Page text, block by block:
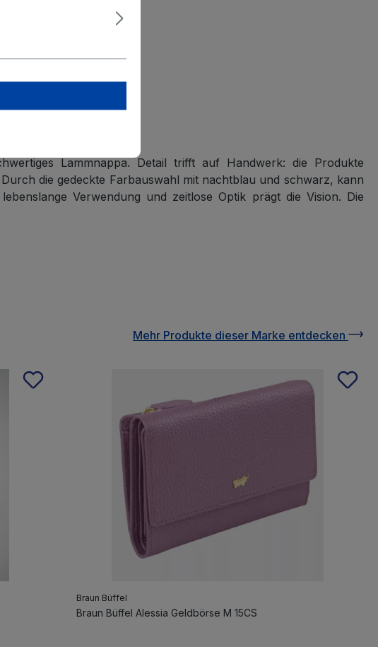
Lammnappa. Detail trifft auf Handwerk: die Produkte
die gedeckte Farbauswahl mit nachtblau und schwarz, kann
Verwendung und zeitlose Optik prägt die Vision. Die
Mehr Produkte dieser Marke entdecken
Braun Büffel
Braun Büffel Alessia Geldbörse M 15CS